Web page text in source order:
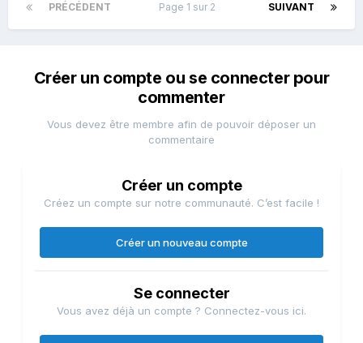
PRÉCÉDENT SUIVANT
Page 1 sur 2
Créer un compte ou se connecter pour
commenter
Vous devez être membre afin de pouvoir déposer un
commentaire
Créer un compte
Créez un compte sur notre communauté. C’est facile !
Créer un nouveau compte
Se connecter
Vous avez déjà un compte ? Connectez-vous ici.